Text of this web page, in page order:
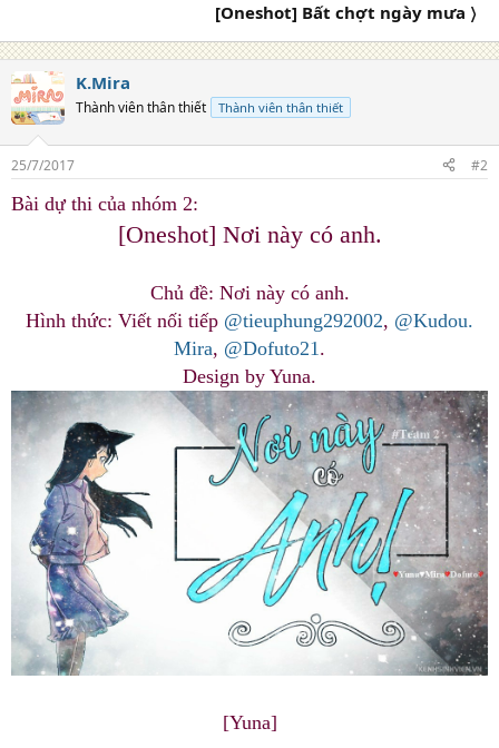
[Oneshot] Bất chợt ngày mưa 〉
K.Mira
Thành viên thân thiết Thành viên thân thiết
25/7/2017 #2
Bài dự thi của nhóm 2:
[Oneshot] Nơi này có anh.
Chủ đề: Nơi này có anh.
Hình thức: Viết nối tiếp @tieuphung292002, @Kudou.
Mira, @Dofuto21 .
Design by Yuna.
[Yuna]